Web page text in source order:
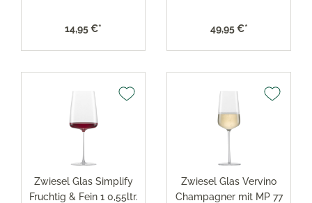
14,95 €* 49,95 €*
Zwiesel Glas Simplify
Fruchtig & Fein 1 0,55ltr.
Zwiesel Glas Vervino
Champagner mit MP 77